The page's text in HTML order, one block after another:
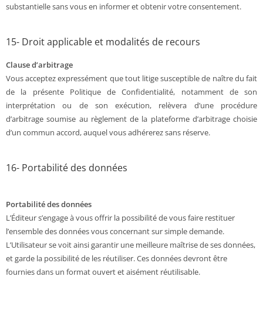
substantielle sans vous en informer et obtenir votre consentement.
15- Droit applicable et modalités de recours
Clause d’arbitrage
Vous acceptez expressément que tout litige susceptible de naître du fait
de la présente Politique de Confidentialité, notamment de son
interprétation ou de son exécution, relèvera d’une procédure
d’arbitrage soumise au règlement de la plateforme d’arbitrage choisie
d’un commun accord, auquel vous adhérerez sans réserve.
16- Portabilité des données
Portabilité des données
L’Éditeur s’engage à vous offrir la possibilité de vous faire restituer
l’ensemble des données vous concernant sur simple demande.
L’Utilisateur se voit ainsi garantir une meilleure maîtrise de ses données,
et garde la possibilité de les réutiliser. Ces données devront être
fournies dans un format ouvert et aisément réutilisable.